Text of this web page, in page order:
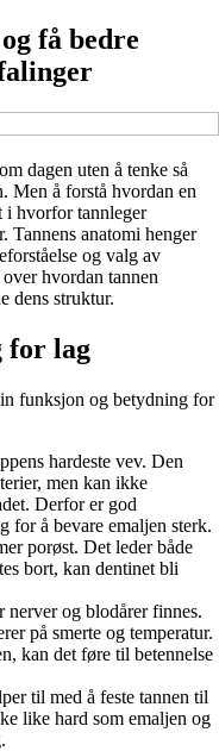
få bedre
dagen uten å tenke så
Men å forstå hvordan en
i hvorfor tannleger
Tannens anatomi henger
og valg av
hvordan tannen
dens struktur.
for lag
funksjon og betydning for
hardeste vev. Den
men kan ikke
Derfor er god
å bevare emaljen sterk.
porøst. Det leder både
bort, kan dentinet bli
nerver og blodårer finnes.
på smerte og temperatur.
kan det føre til betennelse
til med å feste tannen til
like hard som emaljen og